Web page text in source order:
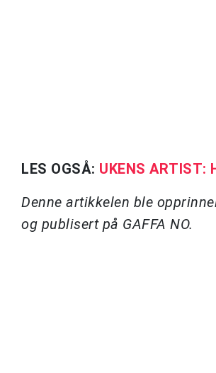
LES OGSÅ: UKENS ARTIST:
Denne artikkelen ble
og publisert på GAFFA NO.